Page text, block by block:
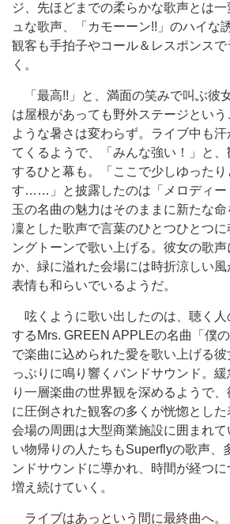
ジ、先ほどまでの柔らかな歌声とは
ュな歌声、「カモーーン!!」のハイな
観客も手拍子やコール＆レスポンス
く。
「最高!!」と、満面の笑みで叫ぶ彼
は屋根があっても野外ステージとい
ような暑さは変わらず。ライブ中も
てくるようで、「みんな強い！」と
するひと幕も。「ここで少しゆったり
す……」と披露したのは「メロディー
玉の名曲の魅力はそのままに新たな命
凜とした歌声で言葉のひとつひとつ
ングトーンで歌い上げる。彼女の歌
か、緑に溢れた会場には時折涼しい
表情も和らいでいるようだ。
呟くように歌い出したのは、聴く人
するMrs. GREEN APPLEの名曲「僕
で楽曲に込められた愛を歌い上げる
っぷりに鳴り響くバンドサウンド。
り一層楽曲の世界観を深めるようで
に圧倒された観客の多くが恍惚とした
会場の周囲は大型商業施設に囲まれ
い物帰りの人たちもSuperflyの歌声、
ンドサウンドに導かれ、時間が経つ
増え続けていく。
ライブはあっという間に最終曲へ。